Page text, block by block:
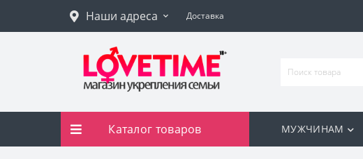
Наши адреса Доставка
Каталог товаров МУЖЧИНАМ